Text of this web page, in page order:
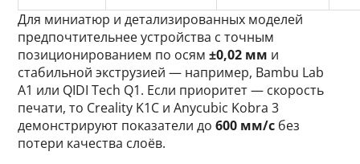
Для миниатюр и детализированных моделей
предпочтительнее устройства с точным
позиционированием по осям±0,02 мм и
стабильной экструзией — например, Bambu Lab
A1 или QIDI Tech Q1. Если приоритет — скорость
печати, то Creality K1C и Anycubic Kobra 3
демонстрируют показатели до600 мм/с без
потери качества слоёв.